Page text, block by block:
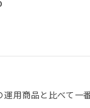
用商品と比べて一